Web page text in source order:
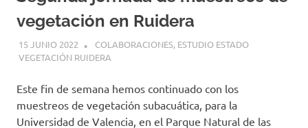
vegetación en Ruidera
15 JUNIO 2022 GEMOSCLERA
COLABORACIONES, ESTUDIO ESTADO
VEGETACIÓN RUIDERA
Este fin de semana hemos continuado con los
muestreos de vegetación subacuática, para la
Universidad de Valencia, en el Parque Natural de las